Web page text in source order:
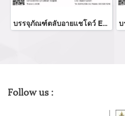
บรรจุภัณฑ์ตลับอายแชโดว์ Eyeshadow package บรรจุภัณฑ์เครื่องสำอาง
Follow us :